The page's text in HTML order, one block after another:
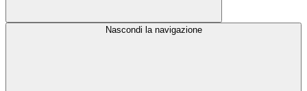
Nascondi la navigazione